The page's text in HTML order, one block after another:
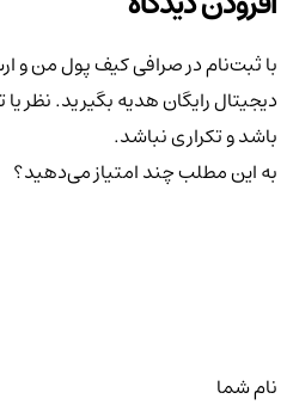
با ثبت‌نام در صرافی کیف پول من و
باشد و تکراری نباشد.
به این مطلب چند امتیاز می‌دهید؟
نام شما